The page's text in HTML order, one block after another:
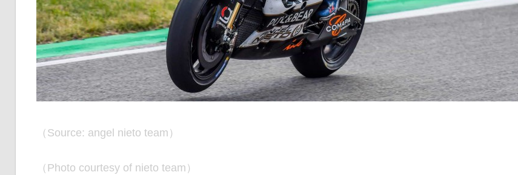
（Source: angel nieto team）
（Photo courtesy of nieto team）